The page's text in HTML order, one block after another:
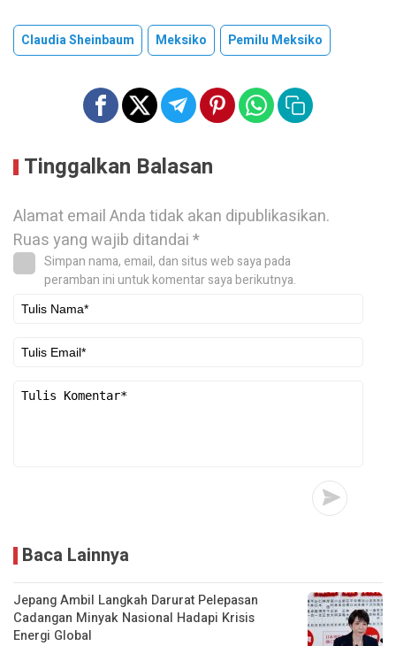
Claudia Sheinbaum Meksiko Pemilu Meksiko
Tinggalkan Balasan
Alamat email Anda tidak akan dipublikasikan.
Ruas yang wajib ditandai*
Simpan nama, email, dan situs web saya pada
peramban ini untuk komentar saya berikutnya.
Baca Lainnya
Jepang Ambil Langkah Darurat Pelepasan
Cadangan Minyak Nasional Hadapi Krisis
Energi Global